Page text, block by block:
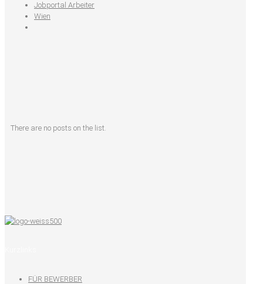
Jobportal Arbeiter
Wien
There are no posts on the list.
FÜR BEWERBER